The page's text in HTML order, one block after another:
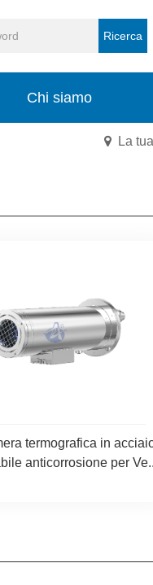
Ricerca
Chi siamo
La
termografica in
anticorrosione per